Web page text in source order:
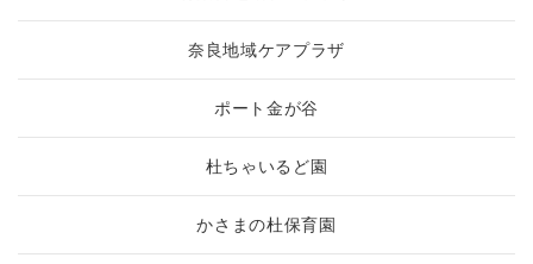
奈良地域ケアプラザ
ポート金が谷
杜ちゃいるど園
かさまの杜保育園